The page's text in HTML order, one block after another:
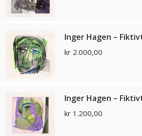
Inger Hagen –
kr 2.000,00
Inger Hagen –
kr 1.200,00